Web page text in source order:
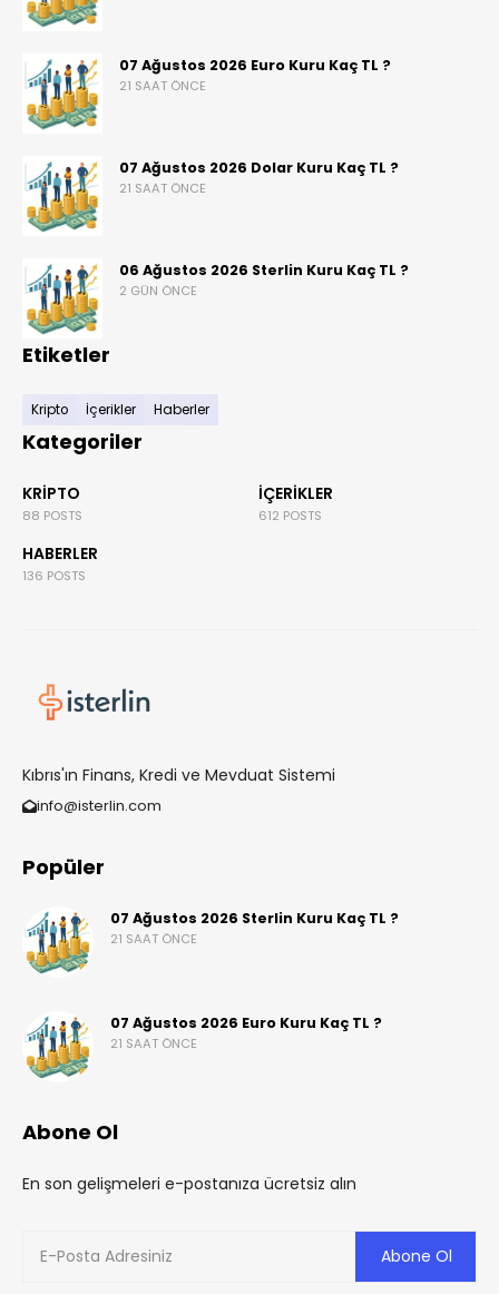
07 Ağustos 2026 Euro Kuru Kaç TL ?
21 SAAT ÖNCE
07 Ağustos 2026 Dolar Kuru Kaç TL ?
21 SAAT ÖNCE
06 Ağustos 2026 Sterlin Kuru Kaç TL ?
2 GÜN ÖNCE
Etiketler
Kripto İçerikler Haberler
Kategoriler
KRIPTO
88 POSTS
İÇERIKLER
612 POSTS
HABERLER
136 POSTS
Kıbrıs'ın Finans, Kredi ve Mevduat Sistemi
info@isterlin.com
Popüler
07 Ağustos 2026 Sterlin Kuru Kaç TL ?
21 SAAT ÖNCE
07 Ağustos 2026 Euro Kuru Kaç TL ?
21 SAAT ÖNCE
Abone Ol
En son gelişmeleri e-postanıza ücretsiz alın